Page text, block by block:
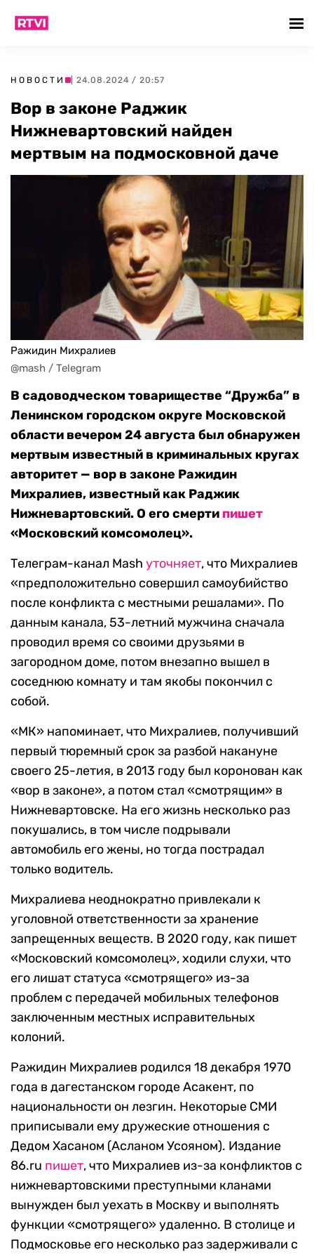
НОВОСТИ | 24.08.2024 / 20:57
Вор в законе Раджик
Нижневартовский найден
мертвым на подмосковной даче
Ражидин Михралиев
@mash / Telegram
В садоводческом товариществе “Дружба” в
Ленинском городском округе Московской
области вечером 24 августа был обнаружен
мертвым известный в криминальных кругах
авторитет — вор в законе Ражидин
Михралиев, известный как Раджик
Нижневартовский. О его смерти пишет
«Московский комсомолец».
Телеграм-канал Mash уточняет, что Михралиев
«предположительно совершил самоубийство
после конфликта с местными решалами». По
данным канала, 53-летний мужчина сначала
проводил время со своими друзьями в
загородном доме, потом внезапно вышел в
соседнюю комнату и там якобы покончил с
собой.
«МК» напоминает, что Михралиев, получивший
первый тюремный срок за разбой накануне
своего 25-летия, в 2013 году был коронован как
«вор в законе», а потом стал «смотрящим» в
Нижневартовске. На его жизнь несколько раз
покушались, в том числе подрывали
автомобиль его жены, но тогда пострадал
только водитель.
Михралиева неоднократно привлекали к
уголовной ответственности за хранение
запрещенных веществ. В 2020 году, как пишет
«Московский комсомолец», ходили слухи, что
его лишат статуса «смотрящего» из-за
проблем с передачей мобильных телефонов
заключенным местных исправительных
колоний.
Ражидин Михралиев родился 18 декабря 1970
года в дагестанском городе Асакент, по
национальности он лезгин. Некоторые СМИ
приписывали ему дружеские отношения с
Дедом Хасаном (Асланом Усояном). Издание
86.ru пишет, что Михралиев из-за конфликтов с
нижневартовскими преступными кланами
вынужден был уехать в Москву и выполнять
функции «смотрящего» удаленно. В столице и
Подмосковье его несколько раз задерживали с